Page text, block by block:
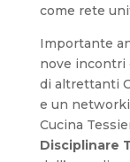
come rete
Importante
nove incontri
di altrettanti
e un
Cucina
Disciplinare